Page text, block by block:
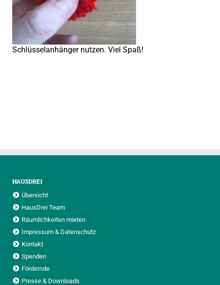
Schlüsselanhänger nutzen. Viel Spaß!
HAUSDREI
Übersicht
HausDrei Team
Räumlichkeiten mieten
Impressum & Datenschutz
Kontakt
Spenden
Fördernde
Presse & Downloads